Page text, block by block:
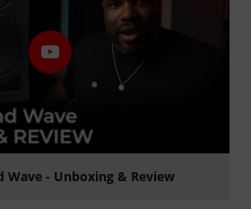
Wave - Unboxing & Review